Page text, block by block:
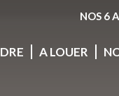
NOS 6
A LOUER